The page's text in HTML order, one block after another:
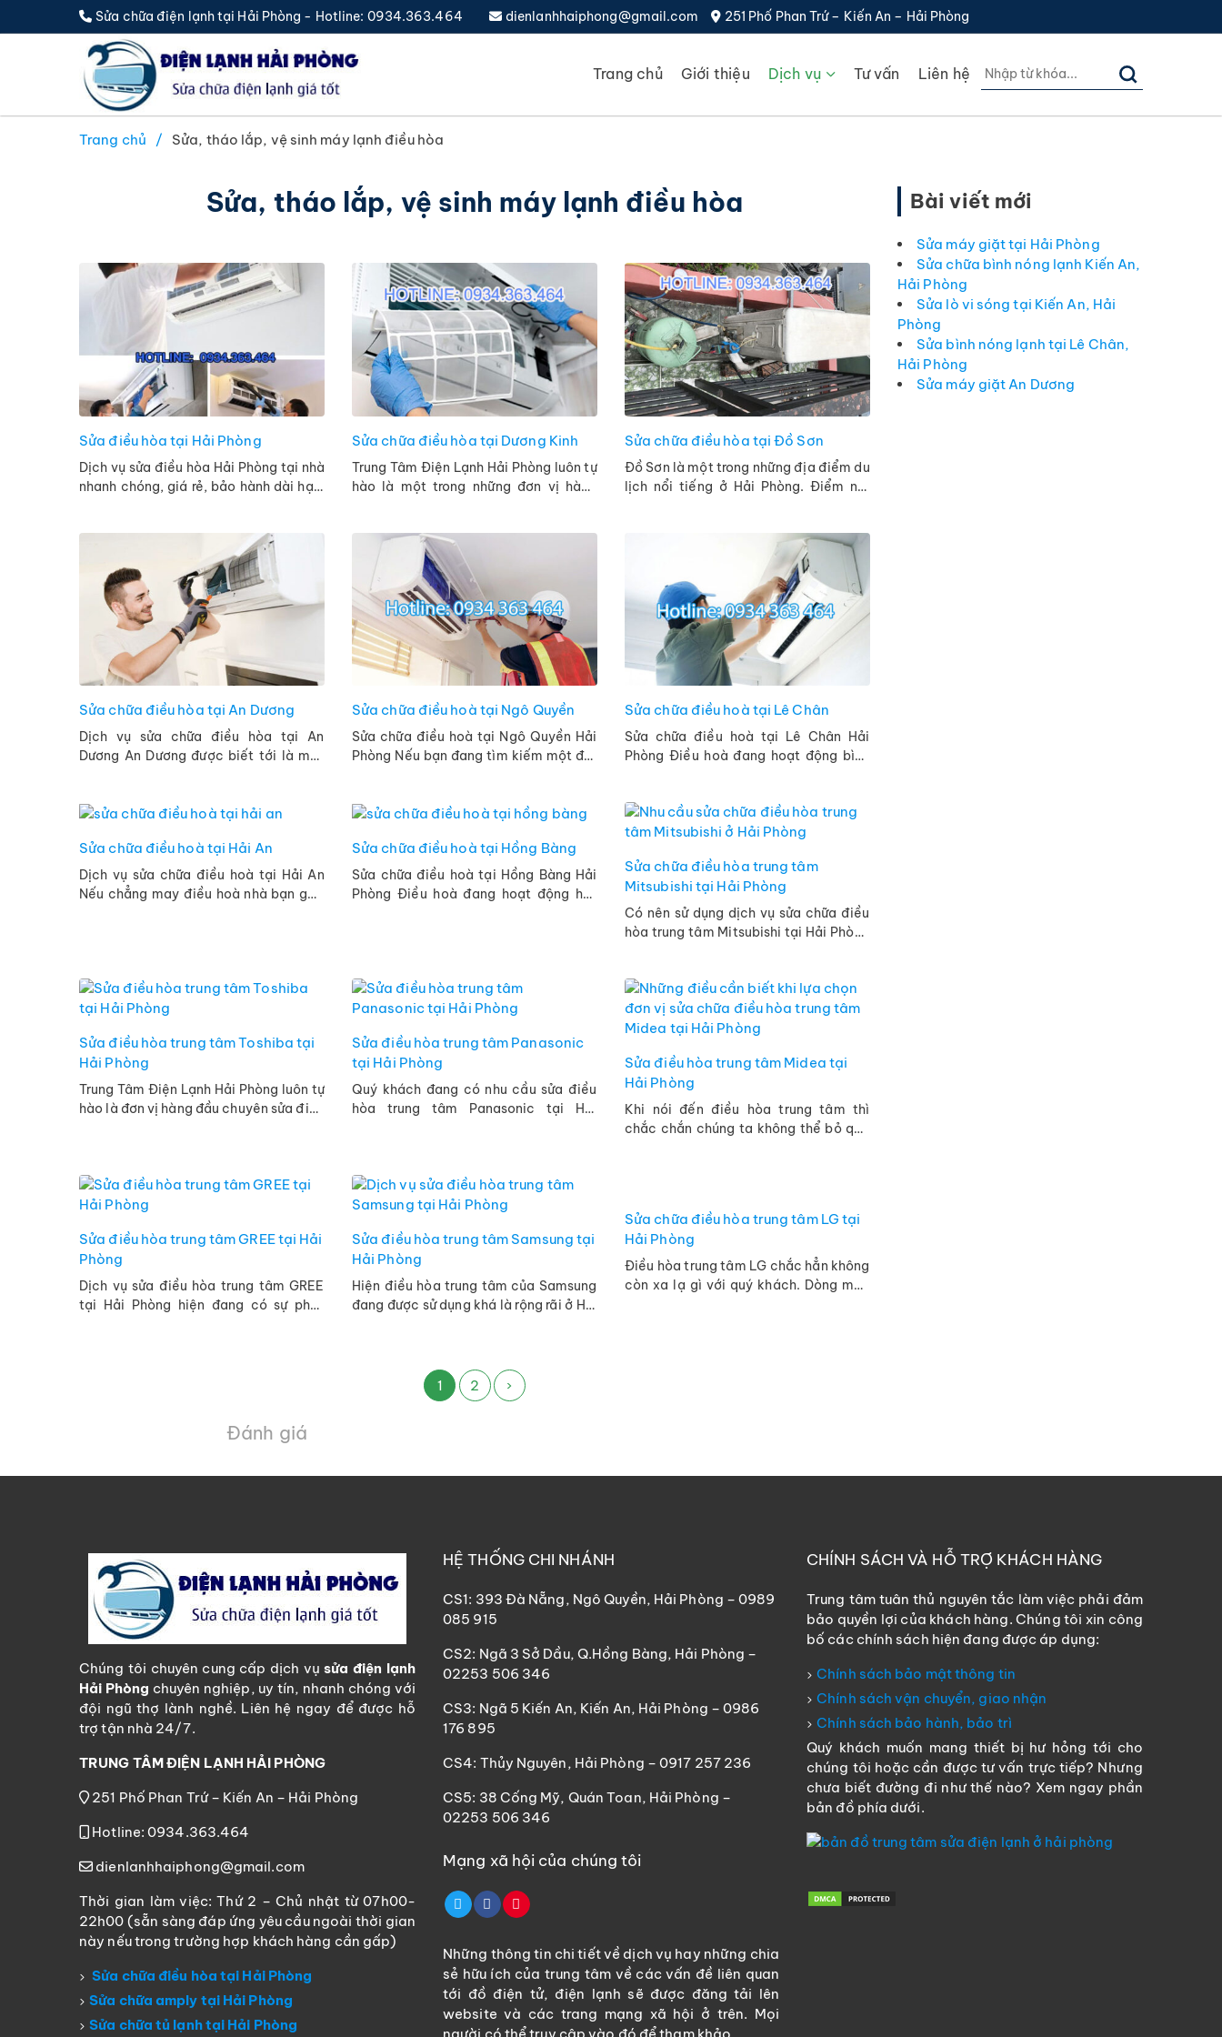
Sửa chữa điện lạnh tại Hải Phòng - Hotline: 0934.363.464 dienlanhhaiphong@gmail.com 251 Phố Phan Trứ – Kiến An – Hải Phòng
Trang chủ Giới thiệu Dịch vụ Tư vấn Liên hệ
Trang chủ Sửa, tháo lắp, vệ sinh máy lạnh điều hòa
Sửa, tháo lắp, vệ sinh máy lạnh điều hòa
Sửa điều hòa tại Hải Phòng
Dịch vụ sửa điều hòa Hải Phòng tại nhà
nhanh chóng, giá rẻ, bảo hành dài hạn.
Sửa chữa điều hòa tại Dương Kinh
Trung Tâm Điện Lạnh Hải Phòng luôn tự
hào là một trong những đơn vị hàng
Sửa chữa điều hòa tại Đồ Sơn
Đồ Sơn là một trong những địa điểm du
lịch nổi tiếng ở Hải Phòng. Điểm nổi
Sửa chữa điều hòa tại An Dương
Dịch vụ sửa chữa điều hòa tại An
Dương An Dương được biết tới là một
Sửa chữa điều hoà tại Ngô Quyền
Sửa chữa điều hoà tại Ngô Quyền Hải
Phòng Nếu bạn đang tìm kiếm một địa
Sửa chữa điều hoà tại Lê Chân
Sửa chữa điều hoà tại Lê Chân Hải
Phòng Điều hoà đang hoạt động bình
Sửa chữa điều hoà tại Hải An
Dịch vụ sửa chữa điều hoà tại Hải An
Nếu chẳng may điều hoà nhà bạn gặp
Sửa chữa điều hoà tại Hồng Bàng
Sửa chữa điều hoà tại Hồng Bàng Hải
Phòng Điều hoà đang hoạt động hết
Sửa chữa điều hòa trung tâm
Mitsubishi tại Hải Phòng
Có nên sử dụng dịch vụ sửa chữa điều
hòa trung tâm Mitsubishi tại Hải Phòng
Sửa điều hòa trung tâm Toshiba tại
Hải Phòng
Trung Tâm Điện Lạnh Hải Phòng luôn tự
hào là đơn vị hàng đầu chuyên sửa điều
Sửa điều hòa trung tâm Panasonic
tại Hải Phòng
Quý khách đang có nhu cầu sửa điều
hòa trung tâm Panasonic tại Hải
Sửa điều hòa trung tâm Midea tại
Hải Phòng
Khi nói đến điều hòa trung tâm thì
chắc chắn chúng ta không thể bỏ qua
Sửa điều hòa trung tâm GREE tại Hải
Phòng
Dịch vụ sửa điều hòa trung tâm GREE
tại Hải Phòng hiện đang có sự phát
Sửa điều hòa trung tâm Samsung tại
Hải Phòng
Hiện điều hòa trung tâm của Samsung
đang được sử dụng khá là rộng rãi ở Hải
Sửa chữa điều hòa trung tâm LG tại
Hải Phòng
Điều hòa trung tâm LG chắc hẳn không
còn xa lạ gì với quý khách. Dòng máy
1 2 ›
Đánh giá
Bài viết mới
Sửa máy giặt tại Hải Phòng
Sửa chữa bình nóng lạnh Kiến An,
Hải Phòng
Sửa lò vi sóng tại Kiến An, Hải
Phòng
Sửa bình nóng lạnh tại Lê Chân,
Hải Phòng
Sửa máy giặt An Dương
Chúng tôi chuyên cung cấp dịch vụsửa điện lạnh
Hải Phòng chuyên nghiệp, uy tín, nhanh chóng với
đội ngũ thợ lành nghề. Liên hệ ngay để được hỗ
trợ tận nhà 24/7.
TRUNG TÂM ĐIỆN LẠNH HẢI PHÒNG
251 Phố Phan Trứ – Kiến An – Hải Phòng
Hotline: 0934.363.464
dienlanhhaiphong@gmail.com
Thời gian làm việc: Thứ 2 – Chủ nhật từ 07h00-
22h00 (sẵn sàng đáp ứng yêu cầu ngoài thời gian
này nếu trong trường hợp khách hàng cần gấp)
Sửa chữa điều hòa tại Hải Phòng
Sửa chữa amply tại Hải Phòng
Sửa chữa tủ lạnh tại Hải Phòng
HỆ THỐNG CHI NHÁNH
CS1: 393 Đà Nẵng, Ngô Quyền, Hải Phòng – 0989
085 915
CS2: Ngã 3 Sở Dầu, Q.Hồng Bàng, Hải Phòng –
02253 506 346
CS3: Ngã 5 Kiến An, Kiến An, Hải Phòng – 0986
176 895
CS4: Thủy Nguyên, Hải Phòng – 0917 257 236
CS5: 38 Cống Mỹ, Quán Toan, Hải Phòng –
02253 506 346
Mạng xã hội của chúng tôi
Những thông tin chi tiết về dịch vụ hay những chia
sẻ hữu ích của trung tâm về các vấn đề liên quan
tới đồ điện tử, điện lạnh sẽ được đăng tải lên
website và các trang mạng xã hội ở trên. Mọi
CHÍNH SÁCH VÀ HỖ TRỢ KHÁCH HÀNG
Trung tâm tuân thủ nguyên tắc làm việc phải đảm
bảo quyền lợi của khách hàng. Chúng tôi xin công
bố các chính sách hiện đang được áp dụng:
Chính sách bảo mật thông tin
Chính sách vận chuyển, giao nhận
Chính sách bảo hành, bảo trì
Quý khách muốn mang thiết bị hư hỏng tới cho
chúng tôi hoặc cần được tư vấn trực tiếp? Nhưng
chưa biết đường đi như thế nào? Xem ngay phần
bản đồ phía dưới.